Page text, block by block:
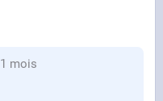
1 mois